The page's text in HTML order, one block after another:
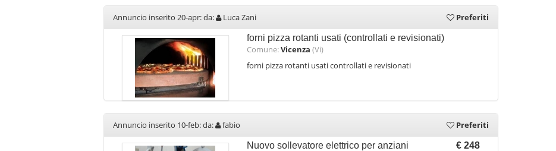
Annuncio inserito 20-apr: da: Luca Zani Preferiti
forni pizza rotanti usati (controllati e revisionati)
Comune:Vicenza (Vi)
forni pizza rotanti usati controllati e revisionati
Annuncio inserito 10-feb: da: fabio Preferiti
Nuovo sollevatore elettrico per anziani € 248